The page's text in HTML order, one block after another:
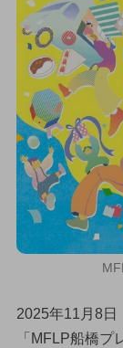
2025年11月8日
「MFLP船橋プ